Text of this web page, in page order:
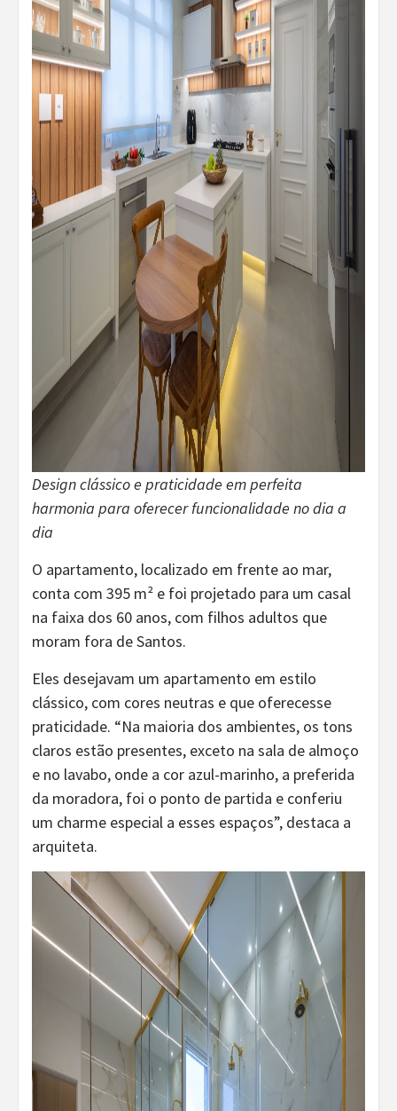
Design clássico e praticidade em perfeita
harmonia para oferecer funcionalidade no dia a
dia
O apartamento, localizado em frente ao mar,
conta com 395 m² e foi projetado para um casal
na faixa dos 60 anos, com filhos adultos que
moram fora de Santos.
Eles desejavam um apartamento em estilo
clássico, com cores neutras e que oferecesse
praticidade. “Na maioria dos ambientes, os tons
claros estão presentes, exceto na sala de almoço
e no lavabo, onde a cor azul-marinho, a preferida
da moradora, foi o ponto de partida e conferiu
um charme especial a esses espaços”, destaca a
arquiteta.